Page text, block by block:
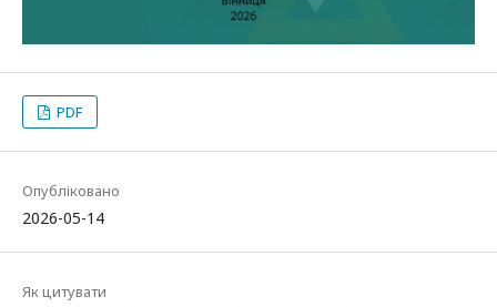
PDF
Опубліковано
2026-05-14
Як цитувати